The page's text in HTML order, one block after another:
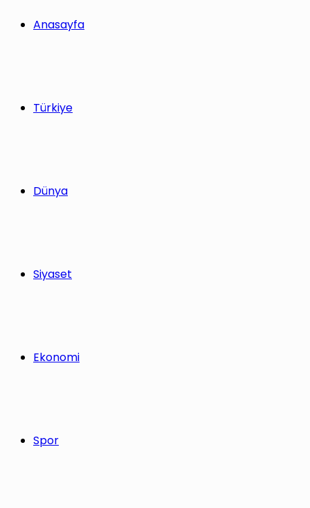
Anasayfa
Türkiye
Dünya
Siyaset
Ekonomi
Spor